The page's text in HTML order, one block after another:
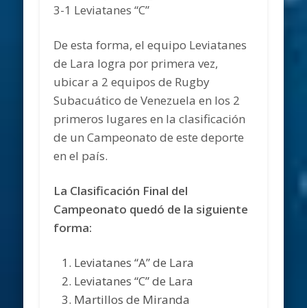
3-1 Leviatanes “C”
De esta forma, el equipo Leviatanes
de Lara logra por primera vez,
ubicar a 2 equipos de Rugby
Subacuático de Venezuela en los 2
primeros lugares en la clasificación
de un Campeonato de este deporte
en el país.
La Clasificación Final del
Campeonato quedó de la siguiente
forma:
Leviatanes “A” de Lara
Leviatanes “C” de Lara
Martillos de Miranda